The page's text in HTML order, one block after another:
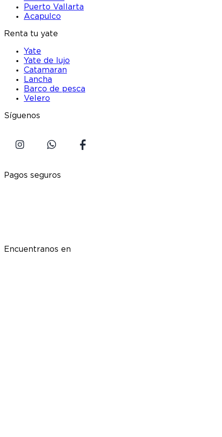
Puerto Vallarta
Acapulco
Renta tu yate
Yate
Yate de lujo
Catamaran
Lancha
Barco de pesca
Velero
Síguenos
Pagos seguros
Encuentranos en